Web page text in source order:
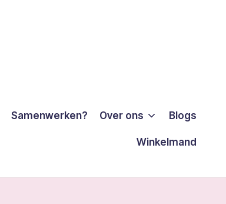
Samenwerken? Over ons Blogs
Winkelmand